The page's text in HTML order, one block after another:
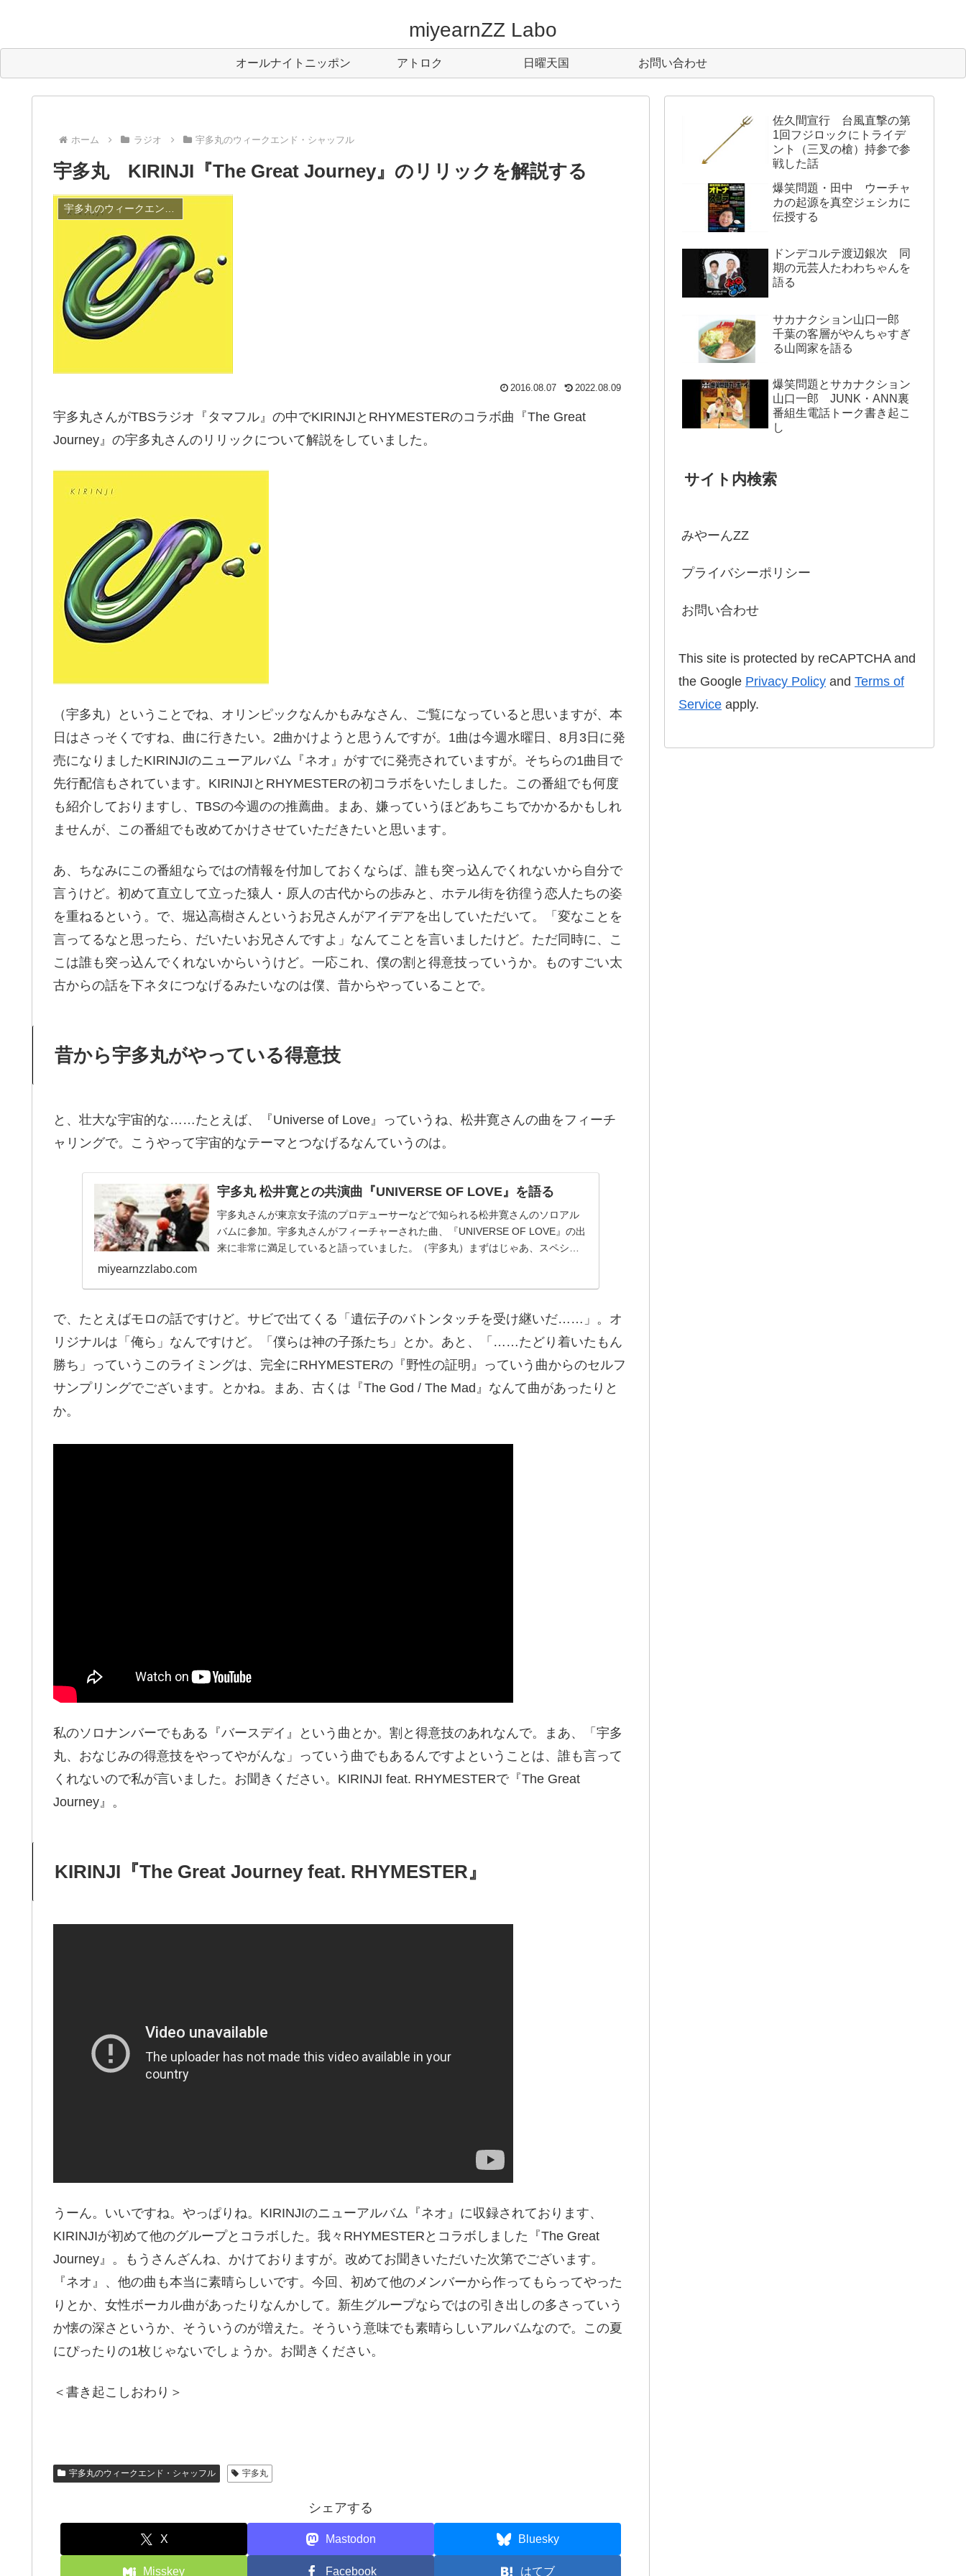
miyearnZZ Labo
オールナイトニッポン アトロク 日曜天国 お問い合わせ
ホーム ラジオ 宇多丸のウィークエンド・シャッフル
宇多丸 KIRINJI『The Great Journey』のリリックを解説する
宇多丸のウィークエンド・シャッフル
2016.08.07 2022.08.09
宇多丸さんがTBSラジオ『タマフル』 の中でKIRINJIとRHYMESTERのコラボ曲『The Great
Journey』の宇多丸さんのリリックについて解説をしていました。
（宇多丸）ということでね、オリンピックなんかもみなさん、ご覧になっていると思いますが、本
日はさっそくですね、曲に行きたい。2曲かけようと思うんですが。1曲は今週水曜日、8月3日に発
売になりましたKIRINJIのニューアルバム『ネオ』がすでに発売されていますが。そちらの1曲目で
先行配信もされています。KIRINJIとRHYMESTERの初コラボをいたしました。この番組でも何度
も紹介しておりますし、TBSの今週のの推薦曲。まあ、嫌っていうほどあちこちでかかるかもしれ
ませんが、この番組でも改めてかけさせていただきたいと思います。
あ、ちなみにこの番組ならではの情報を付加しておくならば、誰も突っ込んでくれないから自分で
言うけど。初めて直立して立った猿人・原人の古代からの歩みと、ホテル街を彷徨う恋人たちの姿
を重ねるという。で、堀込高樹さんというお兄さんがアイデアを出していただいて。「変なことを
言ってるなと思ったら、だいたいお兄さんですよ」なんてことを言いましたけど。ただ同時に、こ
こは誰も突っ込んでくれないからいうけど。一応これ、僕の割と得意技っていうか。ものすごい太
古からの話を下ネタにつなげるみたいなのは僕、昔からやっていることで。
昔から宇多丸がやっている得意技
と、壮大な宇宙的な……たとえば、『Universe of Love』っていうね、松井寛さんの曲をフィーチ
ャリングで。こうやって宇宙的なテーマとつなげるなんていうのは。
宇多丸 松井寛との共演曲『UNIVERSE OF LOVE』を語る
宇多丸さんが東京女子流のプロデューサーなどで知られる松井寛さんのソロアル
バムに参加。宇多丸さんがフィーチャーされた曲、『UNIVERSE OF LOVE』の出
来に非常に満足していると語っていました。（宇多丸）まずはじゃあ、スペシャ
miyearnzzlabo.com
で、たとえばモロの話ですけど。サビで出てくる「遺伝子のバトンタッチを受け継いだ……」。オ
リジナルは「俺ら」なんですけど。「僕らは神の子孫たち」とか。あと、「……たどり着いたもん
勝ち」っていうこのライミングは、完全にRHYMESTERの『野性の証明』っていう曲からのセルフ
サンプリングでございます。とかね。まあ、古くは『The God / The Mad』なんて曲があったりと
か。
私のソロナンバーでもある『バースデイ』という曲とか。割と得意技のあれなんで。まあ、「宇多
丸、おなじみの得意技をやってやがんな」っていう曲でもあるんですよということは、誰も言って
くれないので私が言いました。お聞きください。KIRINJI feat. RHYMESTERで『The Great
Journey』。
KIRINJI『The Great Journey feat. RHYMESTER』
うーん。いいですね。やっぱりね。KIRINJIのニューアルバム『ネオ』に収録されております、
KIRINJIが初めて他のグループとコラボした。我々RHYMESTERとコラボしました『The Great
Journey』。もうさんざんね、かけておりますが。改めてお聞きいただいた次第でございます。
『ネオ』、他の曲も本当に素晴らしいです。今回、初めて他のメンバーから作ってもらってやった
りとか、女性ボーカル曲があったりなんかして。新生グループならではの引き出しの多さっていう
か懐の深さというか、そういうのが増えた。そういう意味でも素晴らしいアルバムなので。この夏
にぴったりの1枚じゃないでしょうか。お聞きください。
＜書き起こしおわり＞
宇多丸のウィークエンド・シャッフル 宇多丸
シェアする
X Mastodon Bluesky
Misskey Facebook はてブ
佐久間宣行 台風直撃の第
1回フジロックにトライデ
ント（三叉の槍）持参で参
戦した話
爆笑問題・田中 ウーチャ
カの起源を真空ジェシカに
伝授する
ドンデコルテ渡辺銀次 同
期の元芸人たわわちゃんを
語る
サカナクション山口一郎
千葉の客層がやんちゃすぎ
る山岡家を語る
爆笑問題とサカナクション
山口一郎 JUNK・ANN裏
番組生電話トーク書き起こ
し
サイト内検索
みやーんZZ
プライバシーポリシー
お問い合わせ
This site is protected by reCAPTCHA and
the Google Privacy Policy and Terms of
Service apply.